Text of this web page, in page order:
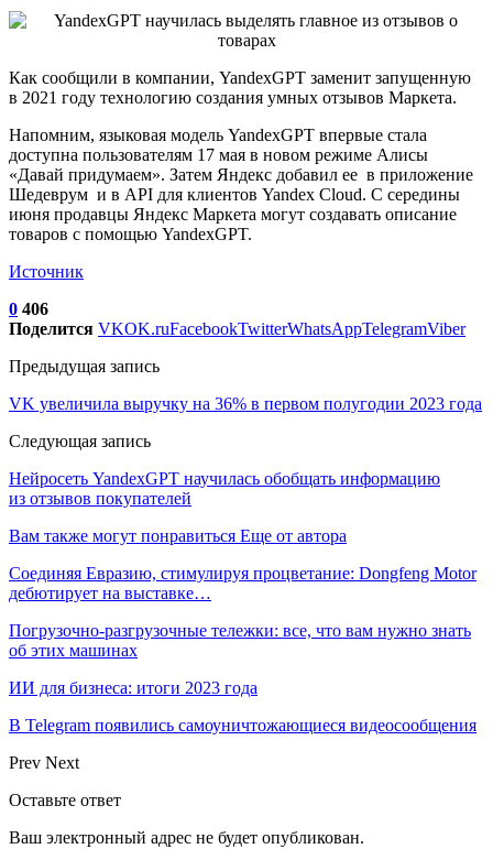
Как сообщили в компании, YandexGPT заменит запущенную
в 2021 году технологию создания умных отзывов Маркета.
Напомним, языковая модель YandexGPT впервые стала
доступна пользователям 17 мая в новом режиме Алисы
«Давай придумаем». Затем Яндекс добавил ее в приложение
Шедеврум и в API для клиентов Yandex Cloud. С середины
июня продавцы Яндекс Маркета могут создавать описание
товаров с помощью YandexGPT.
Источник
0 406
Поделится VKOK.ruFacebookTwitterWhatsAppTelegramViber
Предыдущая запись
VK увеличила выручку на 36% в первом полугодии 2023 года
Следующая запись
Нейросеть YandexGPT научилась обобщать информацию
из отзывов покупателей
Вам также могут понравиться Еще от автора
Соединяя Евразию, стимулируя процветание: Dongfeng Motor
дебютирует на выставке…
Погрузочно-разгрузочные тележки: все, что вам нужно знать
об этих машинах
ИИ для бизнеса: итоги 2023 года
В Telegram появились самоуничтожающиеся видеосообщения
Prev Next
Оставьте ответ
Ваш электронный адрес не будет опубликован.